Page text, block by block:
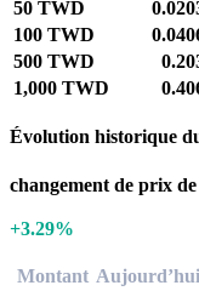
50 TWD
100 TWD
500 TWD
1,000 TWD
Évolution historique
changement de prix
+3.29%
Montant